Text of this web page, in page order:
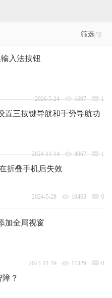
筛选
入法按钮
2026-5-24 1697 1
置三按键导航和手势导航功
2024-11-14 8067 1
折叠手机后失效
2024-5-28 10463 0
加全局视窗
2023-11-19 11329 0
？